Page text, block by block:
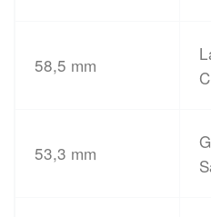
58,5 mm
53,3 mm